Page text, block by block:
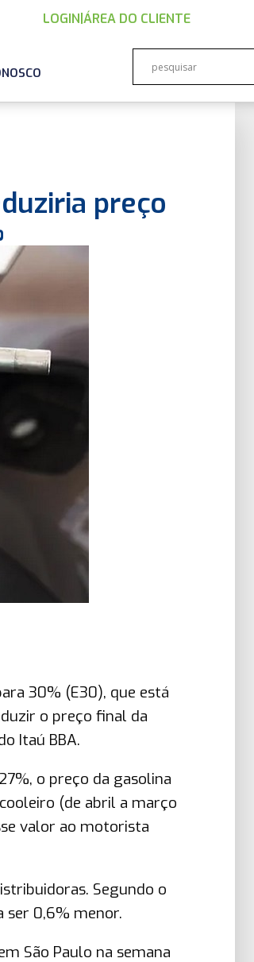
LOGIN |ÁREA DO CLIENTE
preço
30% (E30), que está
o preço final da
Itaú BBA.
o preço da gasolina
(de abril a março
valor ao motorista
Segundo o
ser 0,6% menor.
São Paulo na semana